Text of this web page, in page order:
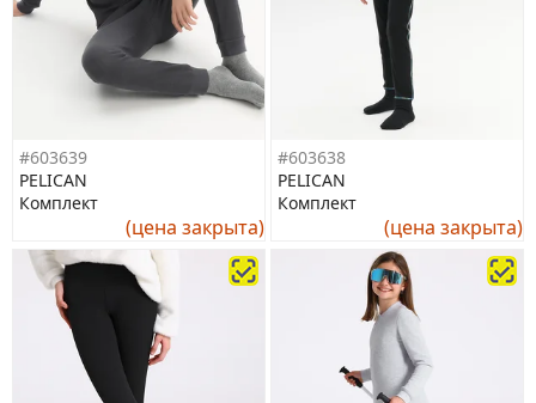
#603639
PELICAN
Комплект
(цена закрыта)
#603638
PELICAN
Комплект
(цена закрыта)